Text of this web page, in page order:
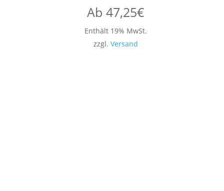
Ab 47,25€
Enthält 19% MwSt.
zzgl. Versand